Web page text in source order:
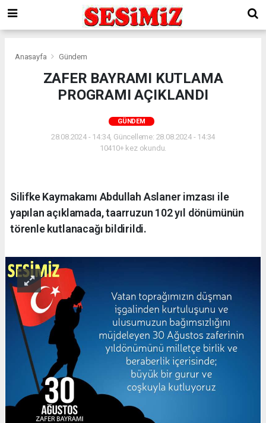
Anasayfa Gündem
ZAFER BAYRAMI KUTLAMA
PROGRAMI AÇIKLANDI
GÜNDEM
28.08.2024 - 14:34, Güncelleme: 28.08.2024 - 14:34
10410+ kez okundu.
Silifke Kaymakamı Abdullah Aslaner imzası ile
yapılan açıklamada, taarruzun 102 yıl dönümünün
törenle kutlanacağı bildirildi.